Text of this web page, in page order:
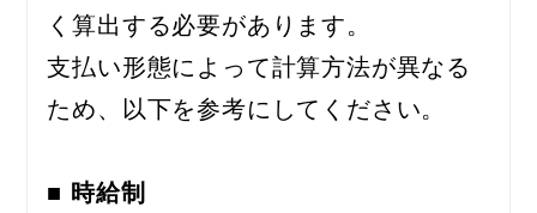
く算出する必要があります。
支払い形態によって計算方法が異なる
ため、以下を参考にしてください。
■ 時給制